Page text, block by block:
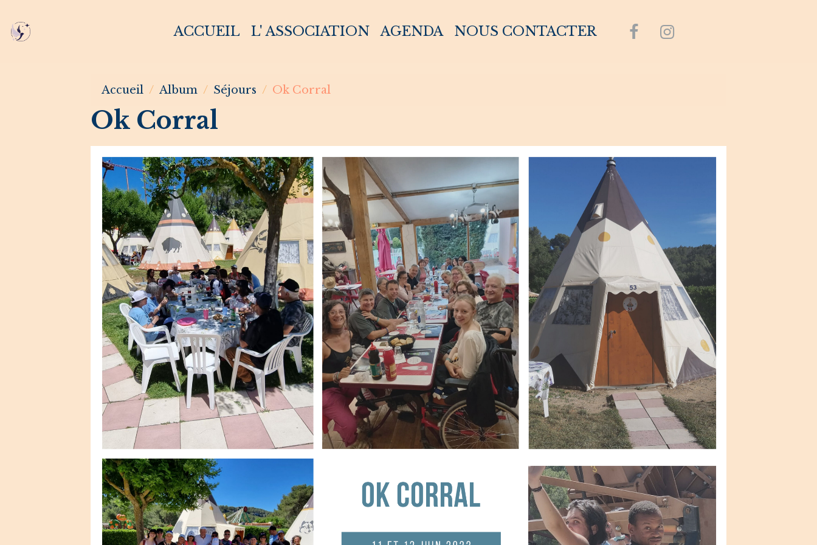
ACCUEIL L' ASSOCIATION AGENDA NOUS CONTACTER
Accueil Album Séjours Ok Corral
Ok Corral